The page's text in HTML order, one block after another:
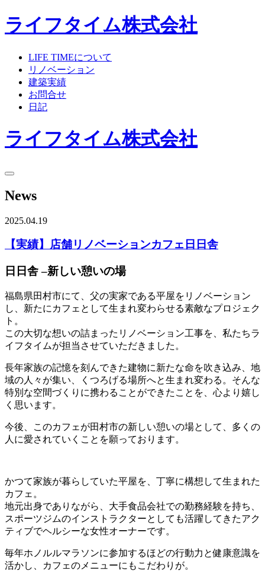
ライフタイム株式会社
LIFE TIMEについて
リノベーション
建築実績
お問合せ
日記
ライフタイム株式会社
News
2025.04.19
【実績】店舗リノベーションカフェ日日舎
日日舎 –新しい憩いの場
福島県田村市にて、父の実家である平屋をリノベーション
し、新たにカフェとして生まれ変わらせる素敵なプロジェク
ト。
この大切な想いの詰まったリノベーション工事を、私たちラ
イフタイムが担当させていただきました。
長年家族の記憶を刻んできた建物に新たな命を吹き込み、地
域の人々が集い、くつろげる場所へと生まれ変わる。そんな
特別な空間づくりに携わることができたことを、心より嬉し
く思います。
今後、このカフェが田村市の新しい憩いの場として、多くの
人に愛されていくことを願っております。
かつて家族が暮らしていた平屋を、丁寧に構想して生まれた
カフェ。
地元出身でありながら、大手食品会社での勤務経験を持ち、
スポーツジムのインストラクターとしても活躍してきたアク
ティブでヘルシーな女性オーナーです。
毎年ホノルルマラソンに参加するほどの行動力と健康意識を
活かし、カフェのメニューにもこだわりが。